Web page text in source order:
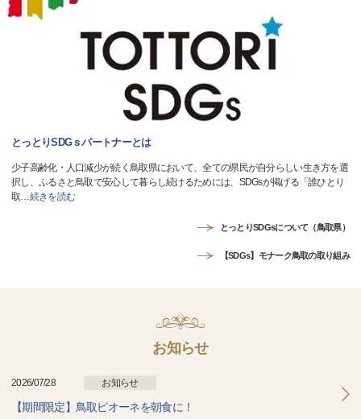
とっとりSDGｓパートナーとは
少子高齢化・人口減少が続く鳥取県において、全ての県民が自分らしい生き方を選
択し、ふるさと鳥取で安心して暮らし続けるためには、SDGsが掲げる「誰ひとり
取…続きを読む
とっとりSDGsについて（鳥取県）
【SDGs】モナーク鳥取の取り組み
お知らせ
2026/07/28 お知らせ
【期間限定】鳥取ピオーネを朝食に！